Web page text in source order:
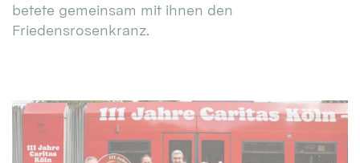
betete gemeinsam mit ihnen den
Friedensrosenkranz.